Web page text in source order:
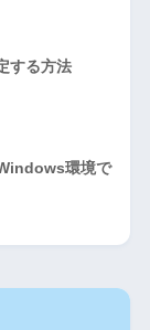
する方法
環境で